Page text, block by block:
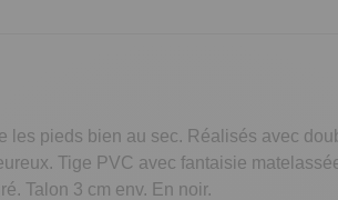
pieds bien au sec. Réalisés avec
Tige PVC avec fantaisie
Talon 3 cm env. En noir.